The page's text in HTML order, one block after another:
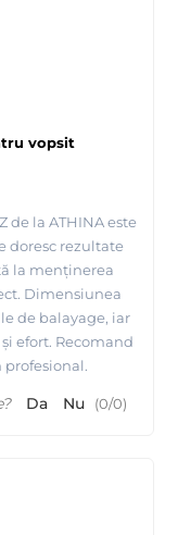
vopsit
de la ATHINA este
doresc rezultate
la menținerea
Dimensiunea
de balayage, iar
efort. Recomand
profesional.
Da Nu (0/0)